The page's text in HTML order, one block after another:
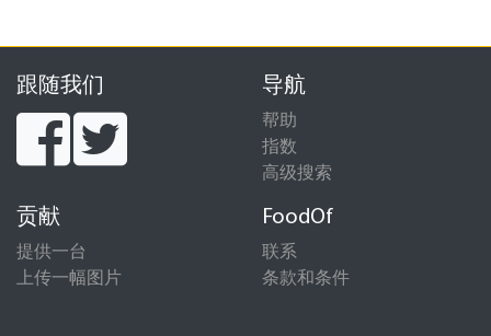
跟随我们 导航
帮助
指数
高级搜索
贡献
提供一台
上传一幅图片
FoodOf
联系
条款和条件